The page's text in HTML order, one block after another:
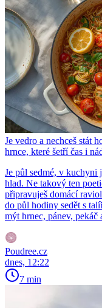
Je vedro a nechceš stát
hrnce, které šetří čas i
Je půl sedmé, v kuchyni
hlad. Ne takový ten
připravuješ domácí
do půl hodiny sedět s
mýt hrnec, pánev, pekáč
Poudree.cz
dnes, 12:22
7 min